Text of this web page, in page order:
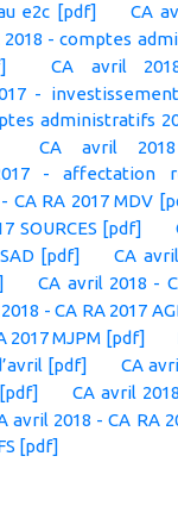
e2c [pdf]
CA
2018 - comptes
CA avril
-
administratifs
CA avril
- affectation
CA RA 2017 MDV
SOURCES [pdf]
[pdf]
CA
CA avril 2018 -
- CA RA 2017
2017 MJPM [pdf]
[pdf]
CA
CA avril
avril 2018 - CA RA
[pdf]